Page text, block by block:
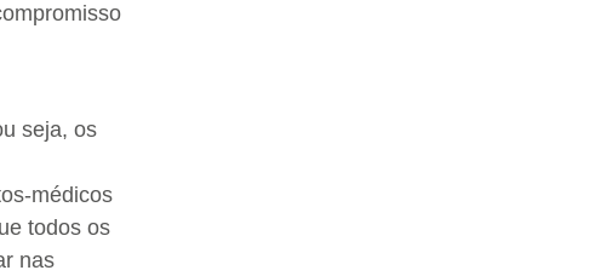
seja, os
médicos
todos os
nas